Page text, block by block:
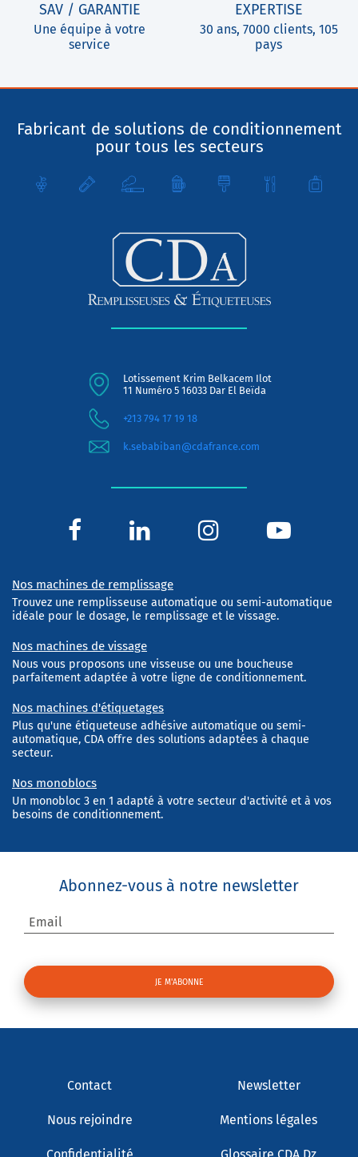
SAV / GARANTIE
Une équipe à votre
service
EXPERTISE
30 ans, 7000 clients, 105
pays
Fabricant de solutions de conditionnement
pour tous les secteurs
Lotissement Krim Belkacem Ilot
11 Numéro 5 16033 Dar El Beïda
+213 794 17 19 18
k.sebabiban@cdafrance.com
Nos machines de remplissage
Trouvez une remplisseuse automatique ou semi-automatique
idéale pour le dosage, le remplissage et le vissage.
Nos machines de vissage
Nous vous proposons une visseuse ou une boucheuse
parfaitement adaptée à votre ligne de conditionnement.
Nos machines d'étiquetages
Plus qu'une étiqueteuse adhésive automatique ou semi-
automatique, CDA offre des solutions adaptées à chaque
secteur.
Nos monoblocs
Un monobloc 3 en 1 adapté à votre secteur d'activité et à vos
besoins de conditionnement.
Abonnez-vous à notre newsletter
Email
Contact Newsletter
Nous rejoindre Mentions légales